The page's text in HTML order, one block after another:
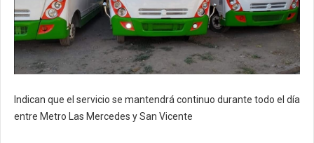
Indican que el servicio se mantendrá continuo durante todo el día
entre Metro Las Mercedes y San Vicente